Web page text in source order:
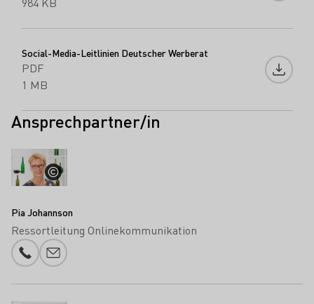
Social-Media-Leitlinien Deutscher Werberat
PDF
1 MB
Datei
Ansprechpartner/in
Pia Johannson
Ressortleitung Onlinekommunikation
Telefonnummer
E-Mail-Adresse